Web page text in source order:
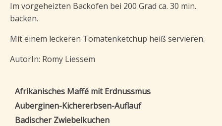
Im vorgeheizten Backofen bei 200 Grad ca. 30 min.
backen.
Mit einem leckeren Tomatenketchup heiß servieren.
AutorIn: Romy Liessem
Afrikanisches Maffé mit Erdnussmus
Auberginen-Kichererbsen-Auflauf
Badischer Zwiebelkuchen